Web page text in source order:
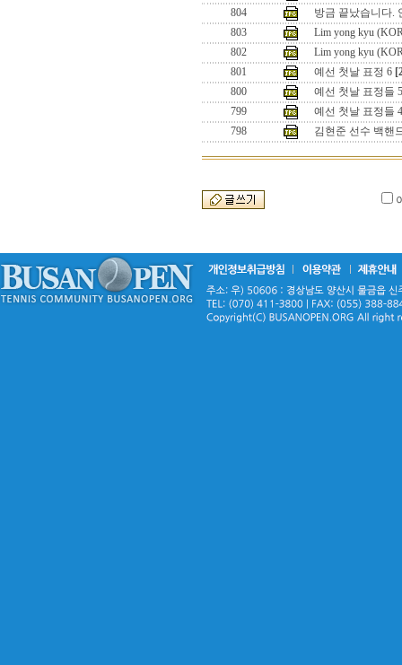
804
방금 끝났습니다.
803
Lim yong kyu
802
Lim yong kyu
801
예선 첫날 표정 6
800
예선 첫날 표정들 5
799
예선 첫날 표정들 4
798
김현준 선수 백핸